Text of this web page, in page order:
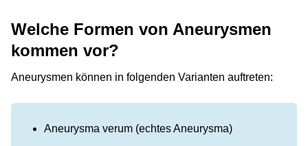
Welche Formen von Aneurysmen
kommen vor?
Aneurysmen können in folgenden Varianten auftreten:
Aneurysma verum (echtes Aneurysma)